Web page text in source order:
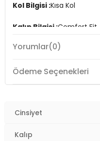
Kol Bilgisi :Kısa Kol
Kalıp Bilgisi :Comfort Fit
Üretim Yeri :Mısır
Yorumlar(0)
Ödeme Seçenekleri
Cinsiyet
Kalıp